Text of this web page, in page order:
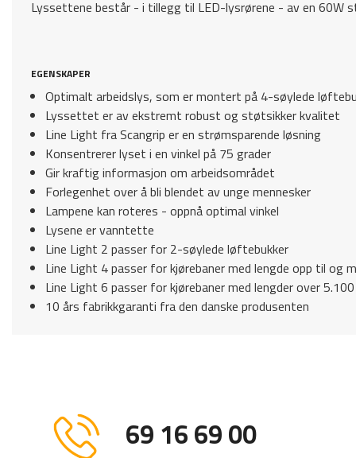
Lyssettene består - i tillegg til LED-lysrørene - av en
EGENSKAPER
Optimalt arbeidslys, som er montert på 4-søylede
Lyssettet er av ekstremt robust og støtsikker kvalitet
Line Light fra Scangrip er en strømsparende løsning
Konsentrerer lyset i en vinkel på 75 grader
Gir kraftig informasjon om arbeidsområdet
Forlegenhet over å bli blendet av unge mennesker
Lampene kan roteres - oppnå optimal vinkel
Lysene er vanntette
Line Light 2 passer for 2-søylede løftebukker
Line Light 4 passer for kjørebaner med lengde opp til og
Line Light 6 passer for kjørebaner med lengder over
10 års fabrikkgaranti fra den danske produsenten
69 16 69 00